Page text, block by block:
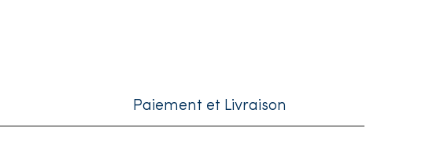
Paiement et Livraison